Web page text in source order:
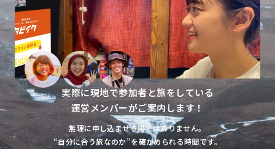
実際に現地で参加者と旅をしている
運営メンバーがご案内します！
無理に申し込ませる場ではありません。
“自分に合う旅なのか”を確かめられる時間です。